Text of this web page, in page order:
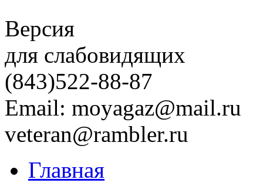
Версия
для слабовидящих
(843)522-88-87
Email: moyagaz@mail.ru
veteran@rambler.ru
Главная